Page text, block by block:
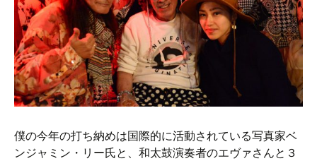
僕の今年の打ち納めは国際的に活動されている写真家ベ
ンジャミン・リー氏と、和太鼓演奏者のエヴァさんと３